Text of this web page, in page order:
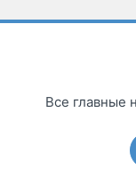
Все главные